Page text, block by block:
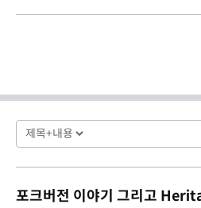
포크버전 이야기 그리고